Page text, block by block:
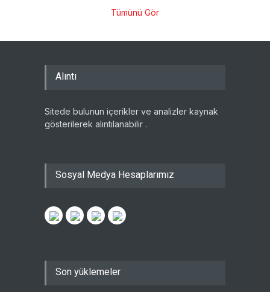
Tümünü Gör
Alıntı
Sitede bulunun içerikler ve analizler kaynak
gösterilerek alıntılanabilir .
Sosyal Medya Hesaplarımız
Son yüklemeler